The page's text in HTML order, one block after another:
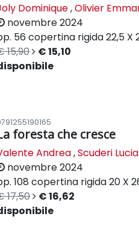
Dominique,Olivier
novembre 2024
56 copertina rigida22,5 X
15,90
€ 15,10
foresta che cresce
Andrea,Scuderi
novembre 2024
108 copertina rigida20 X
17,50
€ 16,62